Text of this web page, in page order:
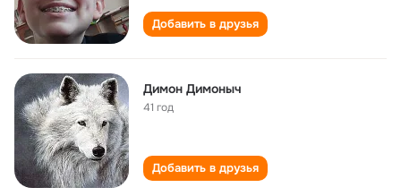
Добавить в друзья
Димон Димоныч
41 год
Добавить в друзья